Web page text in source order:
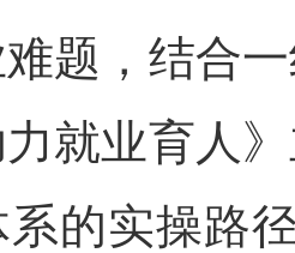
题，结合
就业育人
的实操路